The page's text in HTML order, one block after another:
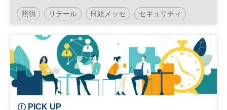
照明 リテール 日経メッセ セキュリティ
人工知能 IT 建築 小売・流通業
PICK UP